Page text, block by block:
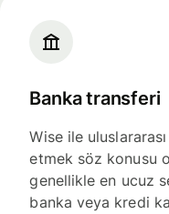
Banka transferi
Wise ile
etmek söz konusu
genellikle en ucuz
banka veya kredi